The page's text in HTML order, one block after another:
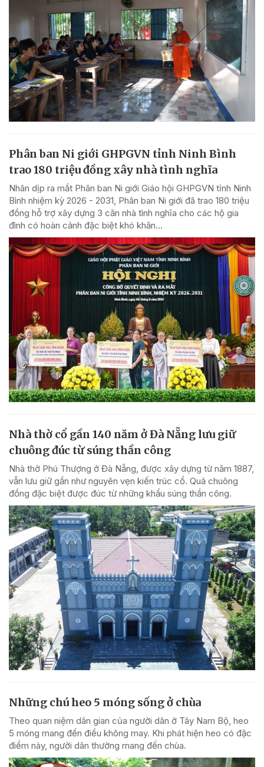
Phân ban Ni giới GHPGVN tỉnh Ninh Bình
trao 180 triệu đồng xây nhà tình nghĩa
Nhân dịp ra mắt Phân ban Ni giới Giáo hội GHPGVN tỉnh Ninh
Bình nhiệm kỳ 2026 - 2031, Phân ban Ni giới đã trao 180 triệu
đồng hỗ trợ xây dựng 3 căn nhà tình nghĩa cho các hộ gia
đình có hoàn cảnh đặc biệt khó khăn...
Nhà thờ cổ gần 140 năm ở Đà Nẵng lưu giữ
chuông đúc từ súng thần công
Nhà thờ Phú Thượng ở Đà Nẵng, được xây dựng từ năm 1887,
vẫn lưu giữ gần như nguyên vẹn kiến trúc cổ. Quả chuông
đồng đặc biệt được đúc từ những khẩu súng thần công.
Những chú heo 5 móng sống ở chùa
Theo quan niệm dân gian của người dân ở Tây Nam Bộ, heo
5 móng mang đến điều không may. Khi phát hiện heo có đặc
điểm này, người dân thường mang đến chùa.